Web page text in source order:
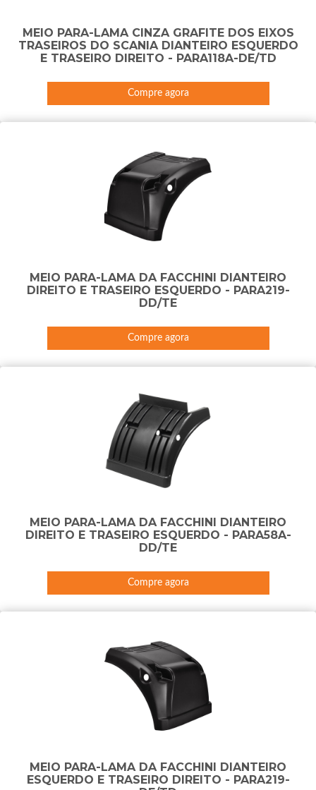
MEIO PARA-LAMA CINZA GRAFITE DOS EIXOS
TRASEIROS DO SCANIA DIANTEIRO ESQUERDO
E TRASEIRO DIREITO - PARA118A-DE/TD
Compre agora
MEIO PARA-LAMA DA FACCHINI DIANTEIRO
DIREITO E TRASEIRO ESQUERDO - PARA219-
DD/TE
Compre agora
MEIO PARA-LAMA DA FACCHINI DIANTEIRO
DIREITO E TRASEIRO ESQUERDO - PARA58A-
DD/TE
Compre agora
MEIO PARA-LAMA DA FACCHINI DIANTEIRO
ESQUERDO E TRASEIRO DIREITO - PARA219-